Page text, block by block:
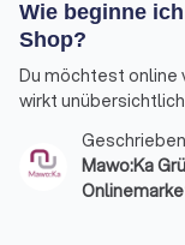
Wie beginne
Shop?
Du möchtest online
wirkt
anfangen sollen –
die Basis steht. Hier
deinen Online-
Mawo:Ka